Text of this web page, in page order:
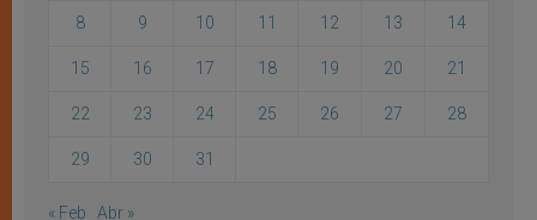
8 9 10 11 12 13 14
15 16 17 18 19 20 21
22 23 24 25 26 27 28
29 30 31
« Feb Abr »